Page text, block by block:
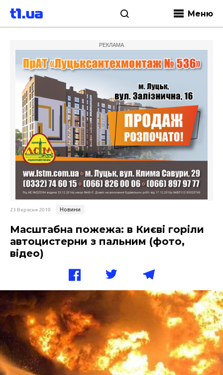
Меню
РЕКЛАМА
23 Вересня 2019 Новини
Масштабна пожежа: в Києві горіли
автоцистерни з пальним (фото,
відео)